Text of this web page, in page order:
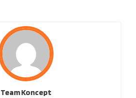
Team Koncept